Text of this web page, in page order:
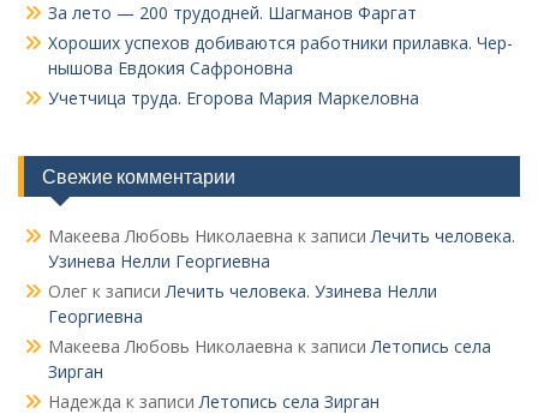
За лето — 200 трудодней. Шагманов Фаргат
Хороших успехов добиваются работники прилавка. Чер­
нышова Евдокия Сафроновна
Учетчица труда. Его­рова Мария Маркеловна
Свежие комментарии
Макеева Любовь Николаевна к записиЛечить человека.
Узинева Нелли Георгиевна
Олег к записиЛечить человека. Узинева Нелли
Георгиевна
Макеева Любовь Николаевна к записиЛетопись села
Зирган
Надежда к записиЛетопись села Зирган